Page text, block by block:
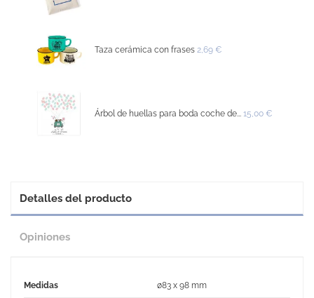
Taza cerámica con frases 2,69 €
Árbol de huellas para boda coche de... 15,00 €
Detalles del producto
Opiniones
Medidas ø83 x 98 mm